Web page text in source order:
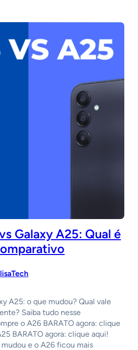
Galaxy A25: Qual é
A25: o que mudou? Qual vale
Saiba tudo nesse
o A26 BARATO agora: clique
BARATO agora: clique aqui!
e o A26 ficou mais